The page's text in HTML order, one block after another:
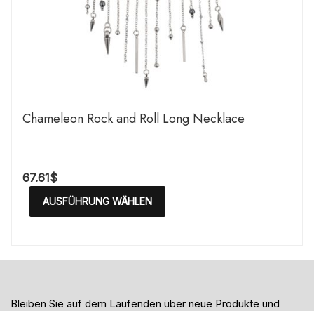
Chameleon Rock and Roll Long Necklace
67.61$
AUSFÜHRUNG WÄHLEN
Bleiben Sie auf dem Laufenden über neue Produkte und